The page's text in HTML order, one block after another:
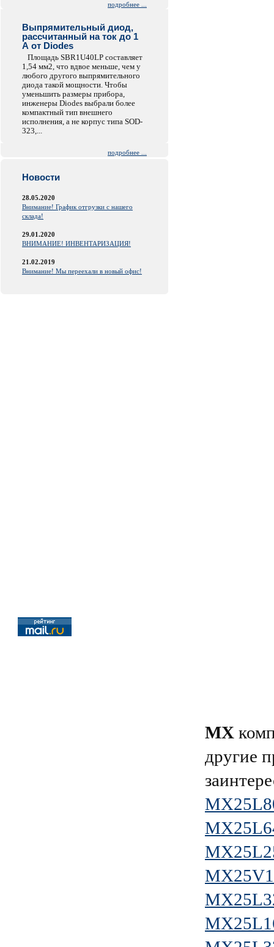
подробнее ...
Выпрямительный диод,
рассчитанный на ток до 1
А от Diodes
Площадь SBR1U40LP составляет
1,54 мм2, что вдвое меньше, чем у
любого другого выпрямительного
диода такой мощности. Чтобы
уменьшить размеры прибора,
инженеры Diodes выбрали более
компактный тип внешнего
исполнения, а не корпус типа SOD-
323,...
подробнее ...
Новости
28.05.2020
Внимание! График отгрузки с нашего
склада!
29.01.2020
ВНИМАНИЕ! ИНВЕНТАРИЗАЦИЯ!
21.02.2019
Внимание! Мы переехали в новый офис!
MX
другие